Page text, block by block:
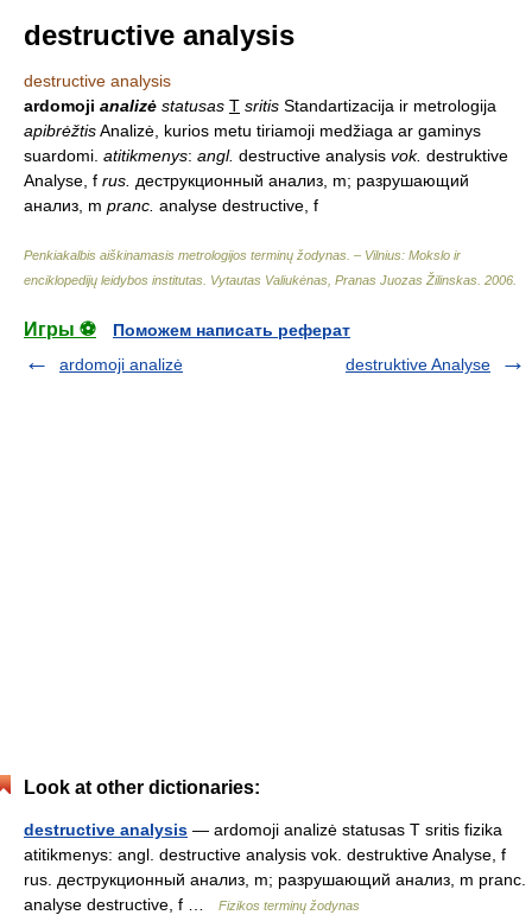
destructive analysis
destructive analysis
ardomoji analizė statusas T sritis Standartizacija ir metrologija
apibrėžtisAnalizė, kurios metu tiriamoji medžiaga ar gaminys
suardomi. atitikmenys: angl. destructive analysis vok. destruktive
Analyse, f rus. деструкционный анализ, m; разрушающий
анализ, m pranc. analyse destructive, f
Penkiakalbis aiškinamasis metrologijos terminų žodynas. – Vilnius: Mokslo ir
enciklopedijų leidybos institutas Vytautas Valiukėnas, Pranas Juozas Žilinskas 2006
Игры ⚽
Поможем написать реферат
ardomoji analizė
destruktive Analyse
Look at other dictionaries:
destructive analysis — ardomoji analizė statusas T sritis fizika
atitikmenys: angl. destructive analysis vok. destruktive Analyse, f
rus. деструкционный анализ, m; разрушающий анализ, m pranc.
analyse destructive, f …
Fizikos terminų žodynas